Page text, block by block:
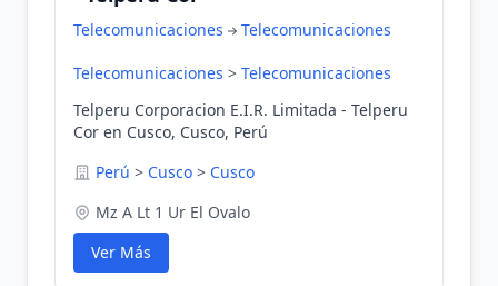
Telecomunicaciones Telecomunicaciones
Telecomunicaciones > Telecomunicaciones
Telperu Corporacion E.I.R. Limitada - Telperu
Cor en Cusco, Cusco, Perú
Perú > Cusco > Cusco
Mz A Lt 1 Ur El Ovalo
Ver Más